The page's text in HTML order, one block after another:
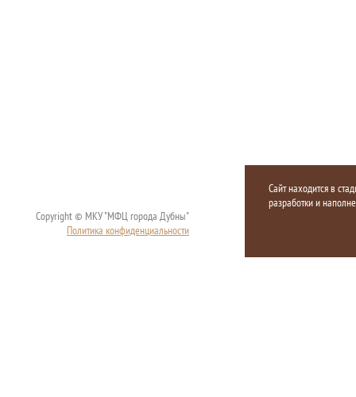
Copyright © МКУ "МФЦ города Дубны"
Политика конфиденциальности
Сайт находится в
разработки и